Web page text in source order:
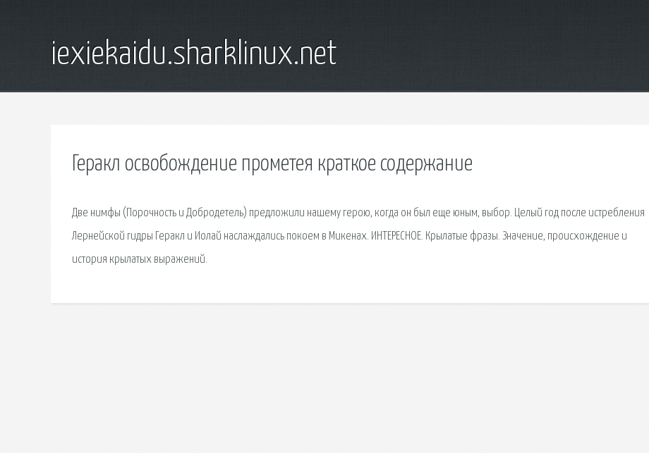
iexiekaidu.sharklinux.net
Геракл освобождение прометея краткое содержание
Две нимфы (Порочность и Добродетель) предложили нашему герою, когда он был еще юным, выбор. Целый год после истребления
Лернейской гидры Геракл и Иолай наслаждались покоем в Микенах. ИНТЕРЕСНОЕ. Крылатые фразы. Значение, происхождение и
история крылатых выражений.